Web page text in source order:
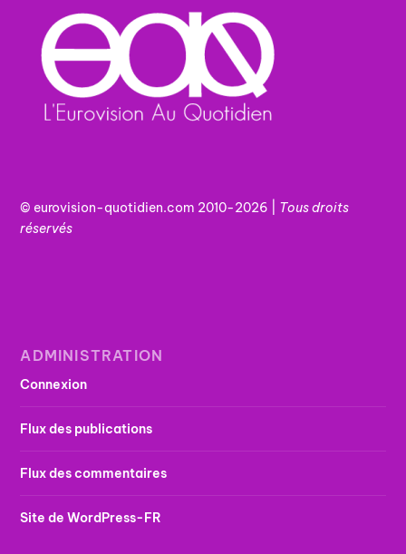
© eurovision-quotidien.com 2010-2026 | Tousdroits
réservés
ADMINISTRATION
Connexion
Flux des publications
Flux des commentaires
Site de WordPress-FR